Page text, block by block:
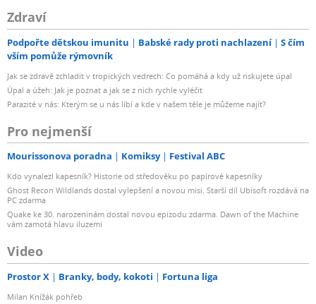
Zdraví
Podpořte dětskou imunitu Babské rady proti nachlazení
S čím
vším pomůže rýmovník
Jak se zdravě zchladit v tropických vedrech: Co pomáhá a kdy už riskujete úpal
Úpal a úžeh: Jak je poznat a jak se z nich rychle vyléčit
Parazité v nás: Kterým se u nás líbí a kde v našem těle je můžeme najít?
Pro nejmenší
Mourissonova poradna Komiksy Festival ABC
Kdo vynalezl kapesník? Historie od středověku po papírové kapesníky
Ghost Recon Wildlands dostal vylepšení a novou misi. Starší díl Ubisoft rozdává na
PC zdarma
Quake ke 30. narozeninám dostal novou epizodu zdarma. Dawn of the Machine
vám zamotá hlavu iluzemi
Video
Prostor X Branky, body, kokoti Fortuna liga
Milan Knížák pohřeb